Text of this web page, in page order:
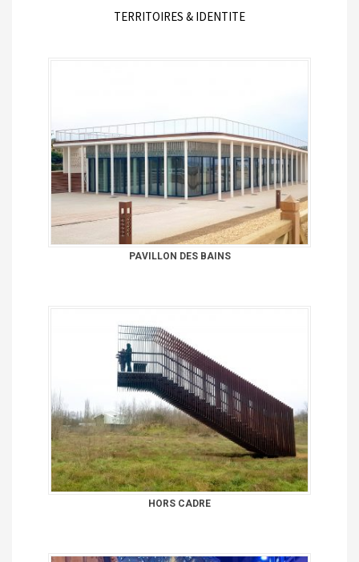
TERRITOIRES & IDENTITE
PAVILLON DES BAINS
HORS CADRE